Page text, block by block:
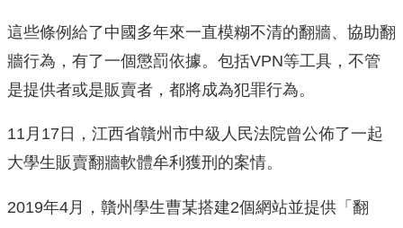
這些條例給了中國多年來一直模糊不清的翻牆、協助翻
牆行為，有了一個懲罰依據。包括VPN等工具，不管
是提供者或是販賣者，都將成為犯罪行為。
11月17日，江西省贛州市中級人民法院曾公佈了一起
大學生販賣翻牆軟體牟利獲刑的案情。
2019年4月，贛州學生曹某搭建2個網站並提供「翻